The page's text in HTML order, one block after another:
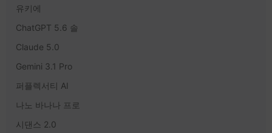
유키에
ChatGPT 5.6 솔
Claude 5.0
Gemini 3.1 Pro
퍼플렉서티 AI
나노 바나나 프로
시댄스 2.0